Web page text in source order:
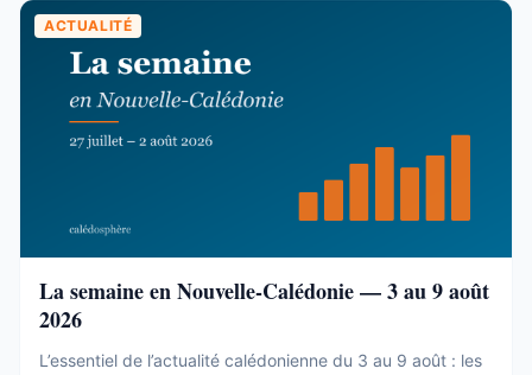
ACTUALITÉ
La semaine en Nouvelle-Calédonie — 3 au 9 août
2026
L’essentiel de l’actualité calédonienne du 3 au 9 août : les